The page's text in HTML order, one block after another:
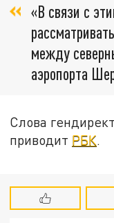
«В связи с
между
аэропорта
Слова
приводит РБК.